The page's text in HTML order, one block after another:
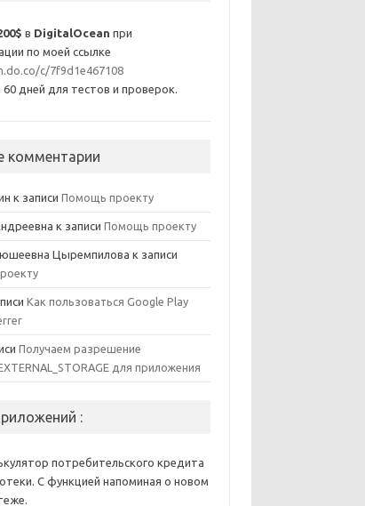
в DigitalOcean при
по моей ссылке
c/7f9d1e467108
60 дней для тестов и проверок.
комментарии
к записиПомощь проекту
к записиПомощь проекту
Цыремпилова к записи
Как пользоваться Google Play
Получаем разрешение
для приложения
:
потребительского кредита
С функцией напоминая о новом